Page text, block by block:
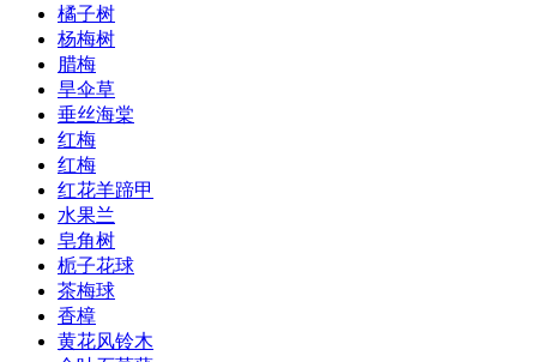
橘子树
杨梅树
腊梅
旱伞草
垂丝海棠
红梅
红梅
红花羊蹄甲
水果兰
皂角树
栀子花球
茶梅球
香樟
黄花风铃木